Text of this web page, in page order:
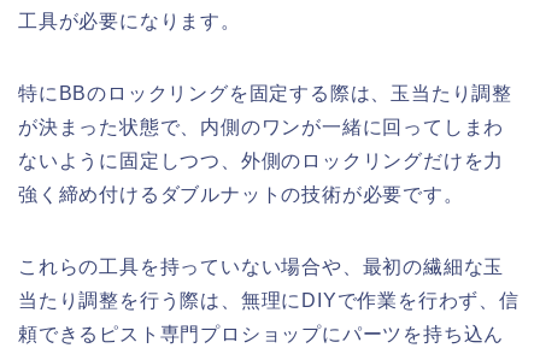
工具が必要になります。
特にBBのロックリングを固定する際は、玉当たり調整
が決まった状態で、内側のワンが一緒に回ってしまわ
ないように固定しつつ、外側のロックリングだけを力
強く締め付けるダブルナットの技術が必要です。
これらの工具を持っていない場合や、最初の繊細な玉
当たり調整を行う際は、無理にDIYで作業を行わず、信
頼できるピスト専門プロショップにパーツを持ち込ん